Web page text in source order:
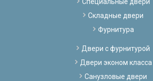
Складные двери
Фурнитура
Двери с фурнитурой
Двери эконом класса
Санузловые двери